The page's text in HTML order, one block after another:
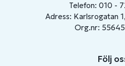
Telefon: 010 -
Adress: Karlsrogatan
Org.nr:
Följ